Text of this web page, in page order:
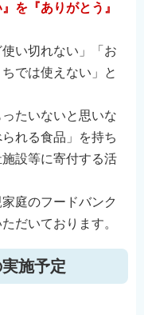
を『ありがとう』
い切れない」「お
では使えない」と
たいないと思いな
れる食品」を持ち
設等に寄付する活
庭のフードバンク
だいております。
施予定